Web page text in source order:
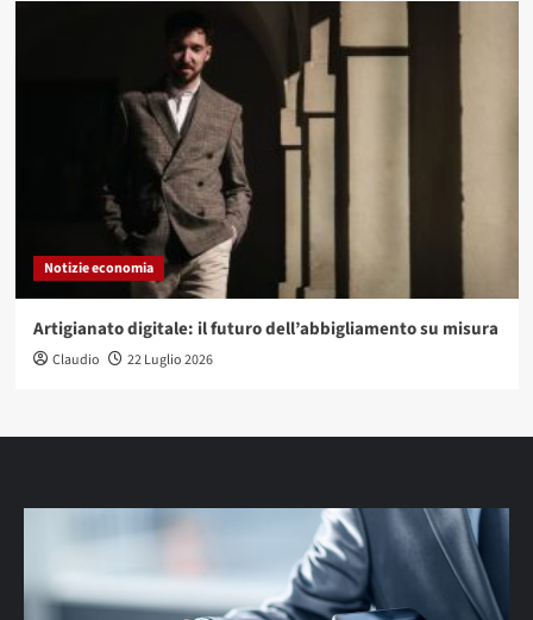
Notizie economia
Artigianato digitale: il futuro dell’abbigliamento su misura
Claudio 22 Luglio 2026